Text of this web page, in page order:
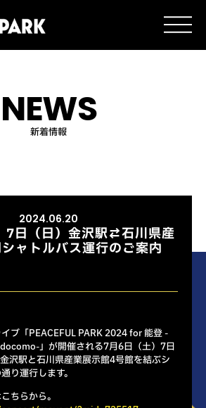
NEWS
新着情報
2024.06.20
7日（日）金沢駅⇄石川県産
ャトルバス運行のご案内
ブ「PEACEFUL PARK 2024 for 能登 -
」が開催される7月6日（土）7日
沢駅と石川県産業展示館4号館を結ぶシ
り運行します。
ちらから。